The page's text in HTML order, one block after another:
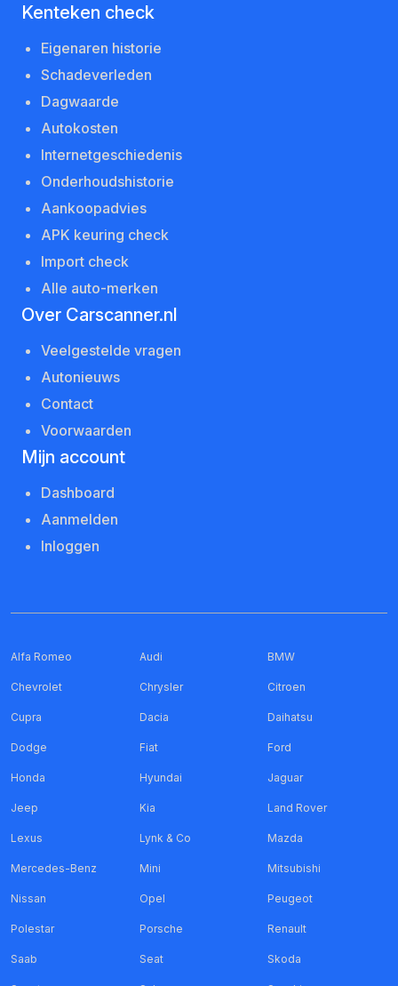
Kenteken check
Eigenaren historie
Schadeverleden
Dagwaarde
Autokosten
Internetgeschiedenis
Onderhoudshistorie
Aankoopadvies
APK keuring check
Import check
Alle auto-merken
Over Carscanner.nl
Veelgestelde vragen
Autonieuws
Contact
Voorwaarden
Mijn account
Dashboard
Aanmelden
Inloggen
Alfa Romeo Audi BMW
Chevrolet Chrysler Citroen
Cupra Dacia Daihatsu
Dodge Fiat Ford
Honda Hyundai Jaguar
Jeep Kia Land Rover
Lexus Lynk & Co Mazda
Mercedes-Benz Mini Mitsubishi
Nissan Opel Peugeot
Polestar Porsche Renault
Saab Seat Skoda